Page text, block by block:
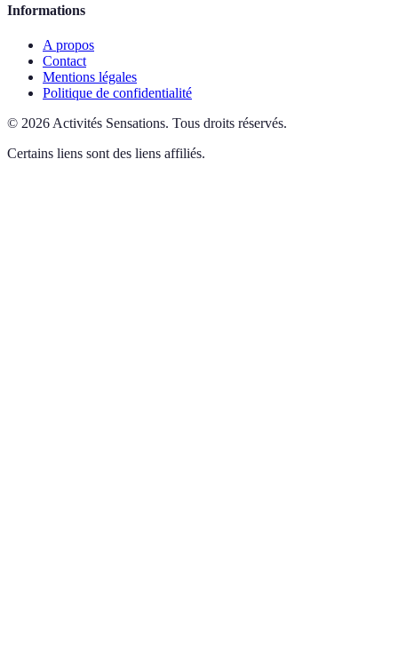
Informations
A propos
Contact
Mentions légales
Politique de confidentialité
© 2026 Activités Sensations. Tous droits réservés.
Certains liens sont des liens affiliés.